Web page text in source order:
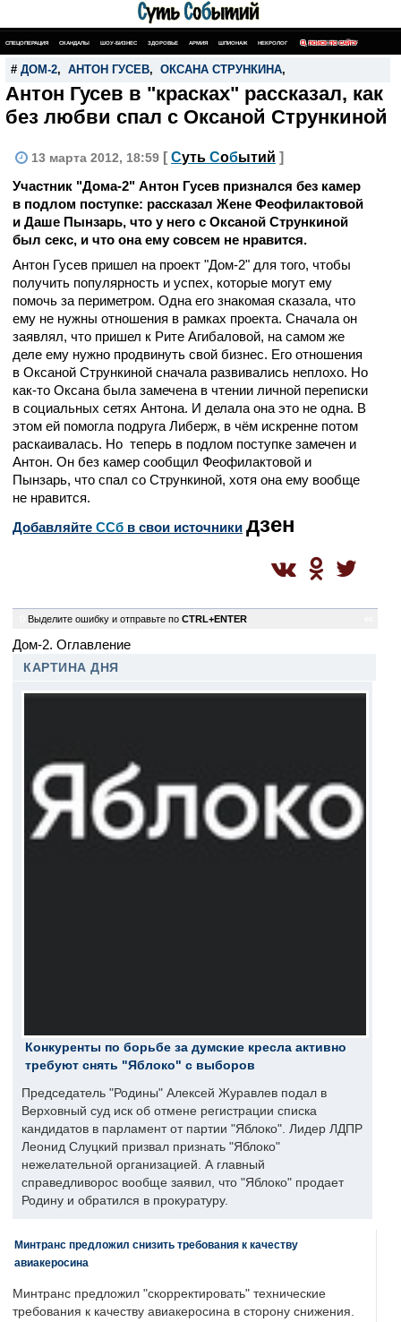
СПЕЦОПЕРАЦИЯ СКАНДАЛЫ ШОУ-БИЗНЕС ЗДОРОВЬЕ АРМИЯ ШПИОНАЖ НЕКРОЛОГ ПОИСК ПО САЙТУ
# ДОМ-2, АНТОН ГУСЕВ, ОКСАНА СТРУНКИНА,
Антон Гусев в "красках" рассказал, как
без любви спал с Оксаной Стрункиной
13 марта 2012, 18:59 [ Суть Событий ]
Участник "Дома-2" Антон Гусев признался без камер
в подлом поступке: рассказал Жене Феофилактовой
и Даше Пынзарь, что у него с Оксаной Стрункиной
был секс, и что она ему совсем не нравится.
Антон Гусев пришел на проект "Дом-2" для того, чтобы
получить популярность и успех, которые могут ему
помочь за периметром. Одна его знакомая сказала, что
ему не нужны отношения в рамках проекта. Сначала он
заявлял, что пришел к Рите Агибаловой, на самом же
деле ему нужно продвинуть свой бизнес. Его отношения
в Оксаной Стрункиной сначала развивались неплохо. Но
как-то Оксана была замечена в чтении личной переписки
в социальных сетях Антона. И делала она это не одна. В
этом ей помогла подруга Либерж, в чём искренне потом
раскаивалась. Но теперь в подлом поступке замечен и
Антон. Он без камер сообщил Феофилактовой и
Пынзарь, что спал со Стрункиной, хотя она ему вообще
не нравится.
Добавляйте CСб в свои источники дзен
Выделите ошибку и отправьте по CTRL+ENTER
Дом-2. Оглавление
КАРТИНА ДНЯ
Конкуренты по борьбе за думские кресла активно
требуют снять "Яблоко" с выборов
Председатель "Родины" Алексей Журавлев подал в
Верховный суд иск об отмене регистрации списка
кандидатов в парламент от партии "Яблоко". Лидер ЛДПР
Леонид Слуцкий призвал признать "Яблоко"
нежелательной организацией. А главный
справедливорос вообще заявил, что "Яблоко" продает
Родину и обратился в прокуратуру.
Минтранс предложил снизить требования к качеству
авиакеросина
Минтранс предложил "скорректировать" технические
требования к качеству авиакеросина в сторону снижения.